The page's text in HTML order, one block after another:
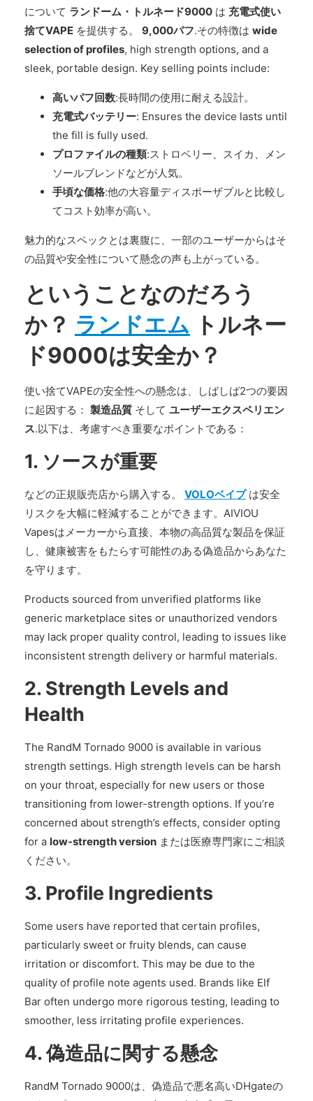
について ランドーム・トルネード9000 は 充電式使い
捨てVAPE を提供する。 9,000パフ.その特徴は wide
selection of profiles, high strength options, and a
sleek, portable design. Key selling points include:
高いパフ回数:長時間の使用に耐える設計。
充電式バッテリー: Ensures the device lasts until
the fill is fully used.
プロファイルの種類:ストロベリー、スイカ、メン
ソールブレンドなどが人気。
手頃な価格:他の大容量ディスポーザブルと比較し
てコスト効率が高い。
魅力的なスペックとは裏腹に、一部のユーザーからはそ
の品質や安全性について懸念の声も上がっている。
ということなのだろう
か？ ランドエム トルネー
ド9000は安全か？
使い捨てVAPEの安全性への懸念は、しばしば2つの要因
に起因する： 製造品質 そして ユーザーエクスペリエン
ス.以下は、考慮すべき重要なポイントである：
1. ソースが重要
などの正規販売店から購入する。 VOLOベイプは安全
リスクを大幅に軽減することができます。AIVIOU
Vapesはメーカーから直接、本物の高品質な製品を保証
し、健康被害をもたらす可能性のある偽造品からあなた
を守ります。
Products sourced from unverified platforms like
generic marketplace sites or unauthorized vendors
may lack proper quality control, leading to issues like
inconsistent strength delivery or harmful materials.
2. Strength Levels and
Health
The RandM Tornado 9000 is available in various
strength settings. High strength levels can be harsh
on your throat, especially for new users or those
transitioning from lower-strength options. If you’re
concerned about strength’s effects, consider opting
for a low-strength version または医療専門家にご相談
ください。
3. Profile Ingredients
Some users have reported that certain profiles,
particularly sweet or fruity blends, can cause
irritation or discomfort. This may be due to the
quality of profile note agents used. Brands like Elf
Bar often undergo more rigorous testing, leading to
smoother, less irritating profile experiences.
4.偽造品に関する懸念
RandM Tornado 9000は、偽造品で悪名高いDHgateの